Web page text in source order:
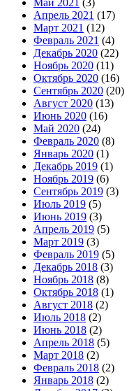
Май 2021 (3)
Апрель 2021 (17)
Март 2021 (12)
Февраль 2021 (4)
Декабрь 2020 (22)
Ноябрь 2020 (11)
Октябрь 2020 (16)
Сентябрь 2020 (20)
Август 2020 (13)
Июнь 2020 (16)
Май 2020 (24)
Февраль 2020 (8)
Январь 2020 (1)
Декабрь 2019 (1)
Ноябрь 2019 (6)
Сентябрь 2019 (3)
Июль 2019 (5)
Июнь 2019 (3)
Апрель 2019 (5)
Март 2019 (3)
Февраль 2019 (5)
Декабрь 2018 (3)
Ноябрь 2018 (8)
Октябрь 2018 (1)
Август 2018 (2)
Июль 2018 (2)
Июнь 2018 (2)
Апрель 2018 (5)
Март 2018 (2)
Февраль 2018 (2)
Январь 2018 (2)